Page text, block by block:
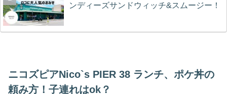
ンディーズサンドウィッチ&スムージー！
ニコズピアNico`s PIER 38 ランチ、ポケ丼の
頼み方！子連れはok？